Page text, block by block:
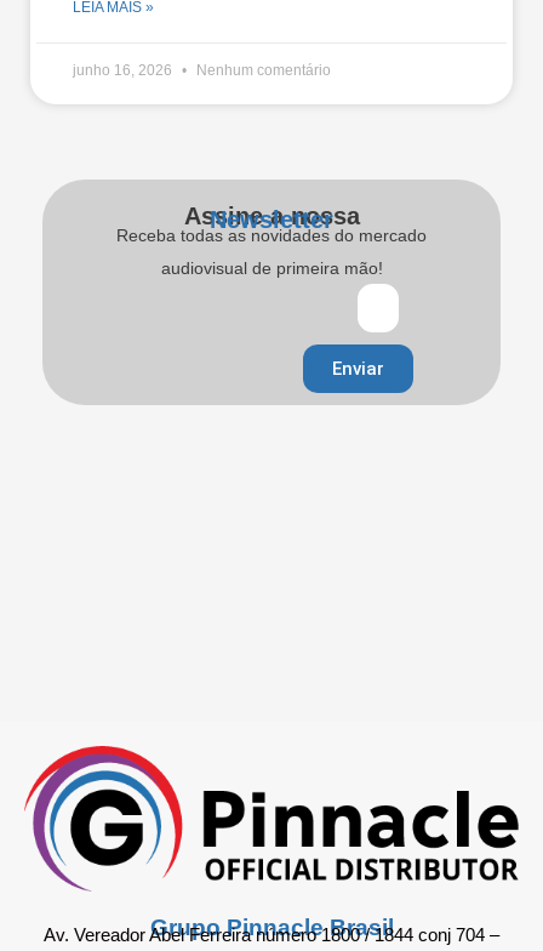
LEIA MAIS »
junho 16, 2026 Nenhum comentário
Assine a nossa
Newsletter
Receba todas as novidades do mercado
audiovisual de primeira mão!
Enviar
Grupo Pinnacle Brasil
Av. Vereador Abel Ferreira número 1800 / 1844 conj 704 –